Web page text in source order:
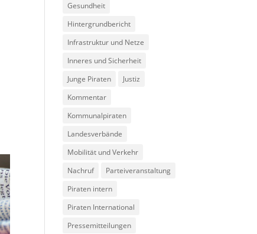
Gesundheit
Hintergrundbericht
Infrastruktur und Netze
Inneres und Sicherheit
Junge Piraten
Justiz
Kommentar
Kommunalpiraten
Landesverbände
Mobilität und Verkehr
Nachruf
Parteiveranstaltung
Piraten intern
Piraten International
Pressemitteilungen